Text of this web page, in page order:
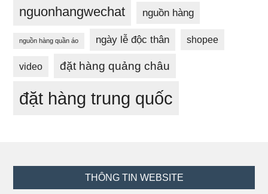
nguonhangwechat nguồn hàng
nguồn hàng quần áo ngày lễ độc thân shopee
video đặt hàng quảng châu
đặt hàng trung quốc
THÔNG TIN WEBSITE